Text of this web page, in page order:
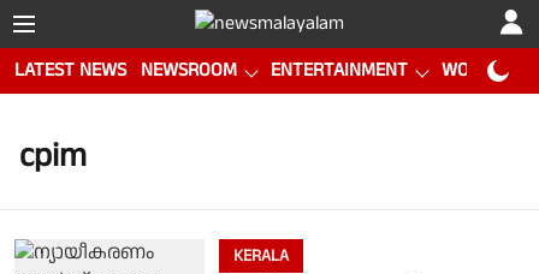
LATEST NEWS NEWSROOM ENTERTAINMENT WORLD CUP
cpim
KERALA